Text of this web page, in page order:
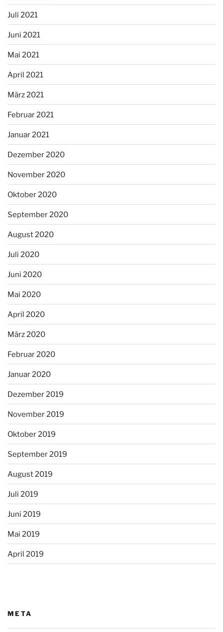
Juli 2021
Juni 2021
Mai 2021
April 2021
März 2021
Februar 2021
Januar 2021
Dezember 2020
November 2020
Oktober 2020
September 2020
August 2020
Juli 2020
Juni 2020
Mai 2020
April 2020
März 2020
Februar 2020
Januar 2020
Dezember 2019
November 2019
Oktober 2019
September 2019
August 2019
Juli 2019
Juni 2019
Mai 2019
April 2019
META